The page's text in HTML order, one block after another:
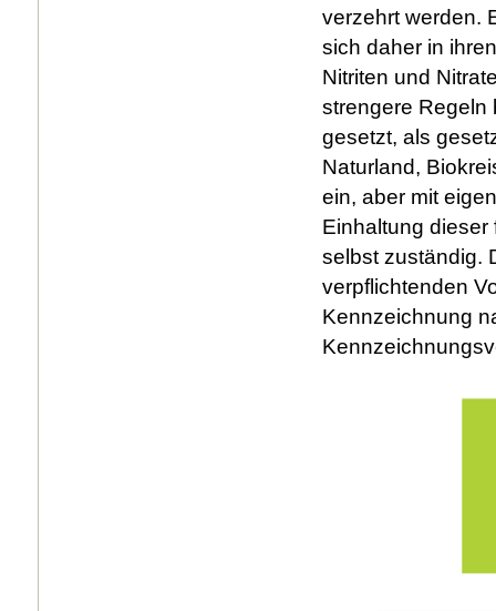
verzehrt werden.
sich daher in
Nitriten und
strengere Regeln
gesetzt, als
Naturland,
ein, aber mit
Einhaltung dieser
selbst zuständig.
verpflichtenden
Kennzeichnung